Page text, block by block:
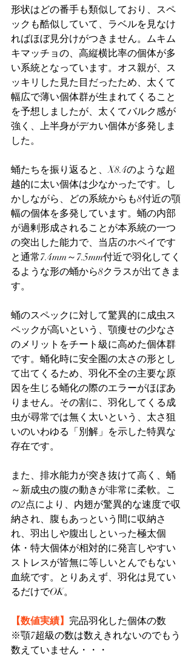
形状はどの番手も類似しており、スペ
ックも酷似していて、ラベルを見なけ
ればほぼ見分けがつきません。ムキム
キマッチョの、高縦横比率の個体が多
い系統となっています。オス親が、ス
ッキリした見た目だったため、太くて
幅広で薄い個体群が生まれてくること
を予想しましたが、太くてバルク感が
強く、上半身がデカい個体が多発しま
した。
蛹たちを振り返ると、X8.4のような超
越的に太い個体は少なかったです。し
かしながら、どの系統からも8付近の顎
幅の個体を多発しています。蛹の内部
が過剰形成されることが本系統の一つ
の突出した能力で、当店のホペイです
と通常7.4mm～7.5mm付近で羽化してく
るような形の蛹から8クラスが出てきま
す。
蛹のスペックに対して驚異的に成虫ス
ペックが高いという、顎痩せの少なさ
のメリットをチート級に高めた個体群
です。蛹化時に安全圏の太さの形とし
て出てくるため、羽化不全の主要な原
因を生じる蛹化の際のエラーがほぼあ
りません。その割に、羽化してくる成
虫が尋常では無く太いという、太さ狙
いのいわゆる「別解」を示した特異な
存在です。
また、排水能力が突き抜けて高く、蛹
～新成虫の腹の動きが非常に柔軟。こ
の2点により、内翅が驚異的な速度で収
納され、腹もあっという間に収納さ
れ、羽出しや腹出しといった極太個
体・特大個体が相対的に発言しやすい
ストレスが皆無に等しいとんでもない
血統です。とりあえず、羽化は見てい
るだけでOK。
【数値実績】 完品羽化した個体の数
※顎7超級の数は数えきれないのでもう
数えていません・・・